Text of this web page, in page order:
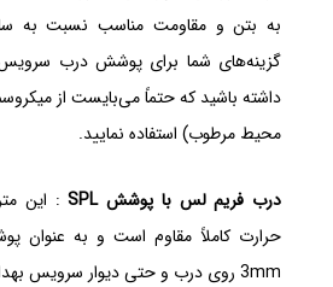
به بتن و مقاومت مناسب نسبت به
گزینه‌های شما برای پوشش درب
داشته باشید که حتماً می‌بایست از
محیط مرطوب) استفاده نمایید.
درب فریم لس با پوشش SPL
: این
حرارت کاملاً مقاوم است و به
3mm روی درب و حتی دیوار سرویس بهداشتی اجرا می‌گردد.